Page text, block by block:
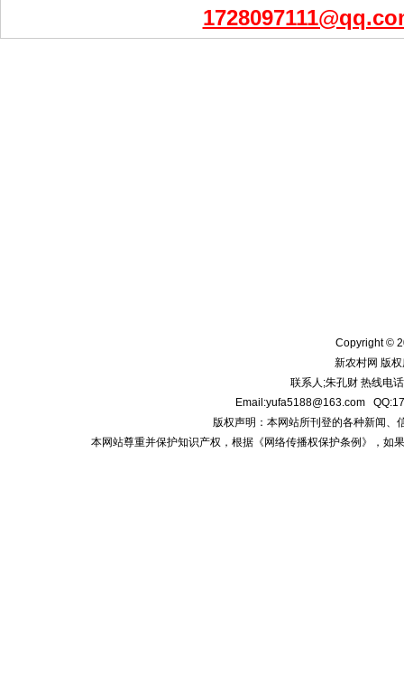
Copyright ©
新农村网 版
联系人;朱孔财 热线电
Email:yufa5188@163.com
版权声明：本网站所刊登的各种新闻、
本网站尊重并保护知识产权，根据《网络传播权保护条例》，如